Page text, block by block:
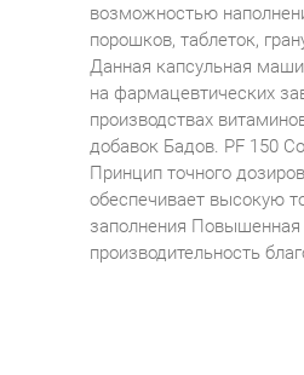
возможностью
порошков, таблеток,
Данная капсульная
на фармацевтических
производствах
добавок Бадов. PF 150
Принцип точного
обеспечивает высокую
заполнения Повышенная
производительность